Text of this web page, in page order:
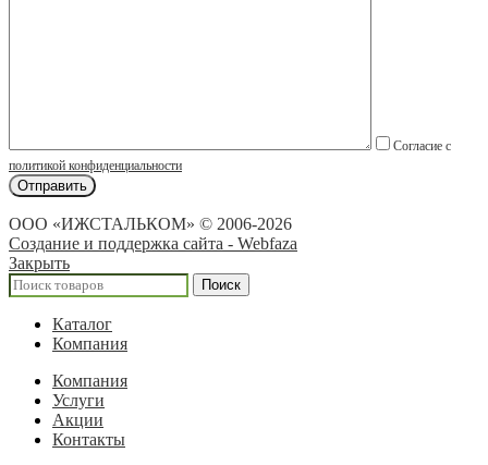
Согласие с
политикой конфиденциальности
ООО «ИЖСТАЛЬКОМ» © 2006-2026
Создание и поддержка сайта - Webfaza
Закрыть
Поиск
Каталог
Компания
Компания
Услуги
Акции
Контакты